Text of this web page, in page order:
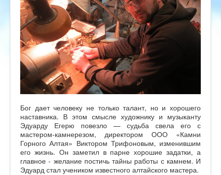
Бог дает человеку не только талант, но и хорошего
наставника. В этом смысле художнику и музыканту
Эдуарду Егерю повезло — судьба свела его с
мастером-камнерезом, директором ООО «Камни
Горного Алтая» Виктором Трифоновым, изменившим
его жизнь. Он заметил в парне хорошие задатки, а
главное - желание постичь тайны работы с камнем. И
Эдуард стал учеником известного алтайского мастера.